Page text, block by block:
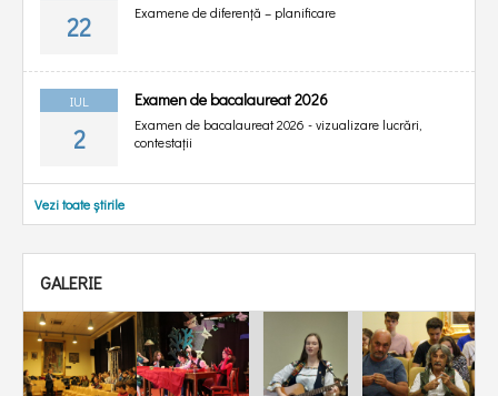
22 Examene de diferență – planificare
IUL
2
Examen de bacalaureat 2026
Examen de bacalaureat 2026 - vizualizare lucrări,
contestații
Vezi toate știrile
GALERIE